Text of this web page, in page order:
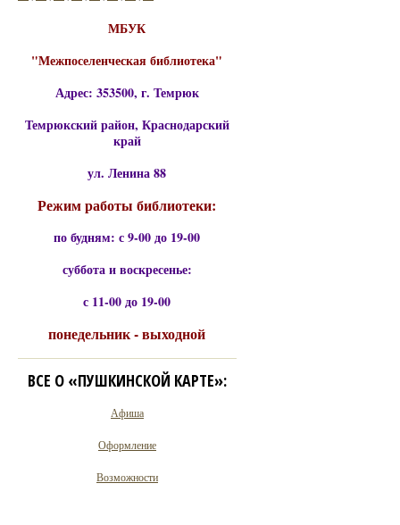
МБУК
"Межпоселенческая библиотека"
Адрес: 353500, г. Темрюк
Темрюкский район, Краснодарский
край
ул. Ленина 88
Режим работы библиотеки:
по будням: с 9-00 до 19-00
суббота и воскресенье:
с 11-00 до 19-00
понедельник - выходной
ВСЕ О «ПУШКИНСКОЙ КАРТЕ»:
Афиша
Оформление
Возможности